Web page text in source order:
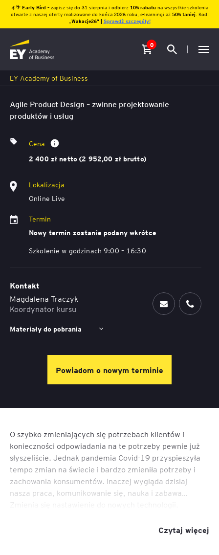
☀️🌴 Early Bird – zapisz się do 31 sierpnia i odbierz10% rabatu na wszystkie szkolenia
otwarte z naszej oferty realizowane do końca 2026 roku, e-learningi aż 50% taniej. Kod:
Wakacje26″ | Sprawdź szczegóły!
0
EY Academy of Business
O szybko zmieniających się potrzebach klientów i
konieczności odpowiadania na te potrzeby pewnie już
słyszeliście. Jednak pandemia Covid-19 przyspieszyła
tempo zmian na świecie i bardzo zmieniła potrzeby i
zachowania konsumentów. Inaczej wygląda dzisiaj
nasza praca, komunikowanie się, nauka i zabawa…
Kluczem do sukcesu jest zrozumienie tych zmian,Czytaj więcej
Agile Product Design – zwinne projektowanie
produktów i usług
Cena
2 400 zł netto (2 952,00 zł brutto)
Lokalizacja
Online Live
Termin
Nowy termin zostanie podany wkrótce
Szkolenie w godzinach 9:00 – 16:30
Kontakt
Magdalena Traczyk
Koordynator kursu
Materiały do pobrania
Powiadom o nowym terminie